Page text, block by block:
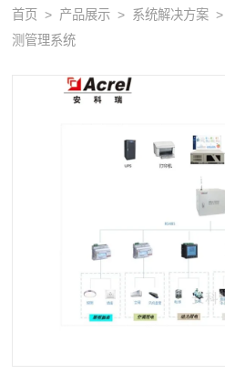
首页 > 产品展示 > 系统解决方案 >
测管理系统